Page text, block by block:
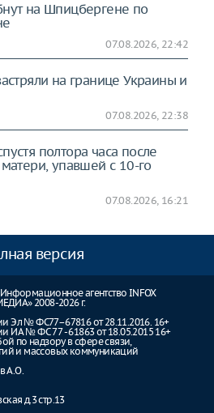
на Шпицбергене по
07.08.2026, 22:42
на границе Украины и
07.08.2026, 22:38
полтора часа после
упавшей с 10-го
07.08.2026, 16:21
версия
агентство INFOX
2008-2026 г.
Эл № ФС77–67816 от 28.11.2016. 16+
ИА № ФС 77 - 61863 от 18.05.2015 16+
по надзору в сфере связи,
и массовых коммуникаций
А.О.
д.3 стр.13